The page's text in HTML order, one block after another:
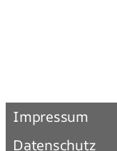
Impressum
Datenschutz